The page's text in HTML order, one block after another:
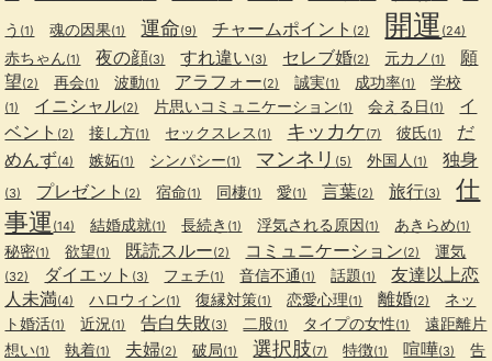
う (1) 魂の因果(1) 運命(9) チャームポイント (2) 開運 (24)
赤ちゃん(1) 夜の顔(3) すれ違い(3) セレブ婚(2) 元カノ (1)
願
望(2) 再会(1) 波動(1) アラフォー(2) 誠実(1) 成功率(1) 学校
(1) イニシャル(2) 片思いコミュニケーション(1) 会える日 (1)
イ
ベント (2) 接し方(1) セックスレス (1) キッカケ(7) 彼氏(1)
だ
めんず(4) 嫉妬(1) シンパシー(1) マンネリ (5) 外国人 (1) 独身
(3) プレゼント (2) 宿命(1) 同棲(1) 愛(1) 言葉(2) 旅行(3)
仕
事運 (14) 結婚成就(1) 長続き (1) 浮気される原因(1) あきらめ(1)
秘密(1) 欲望(1) 既読スルー(2) コミュニケーション(2) 運気
(32) ダイエット (3) フェチ(1) 音信不通 (1) 話題(1)
友達以上恋
人未満(4) ハロウィン(1) 復縁対策(1) 恋愛心理(1) 離婚(2)
ネッ
ト婚活(1) 近況 (1) 告白失敗(3) 二股(1) タイプの女性(1)
遠距離片
想い(1) 執着(1) 夫婦(2) 破局(1) 選択肢(7) 特徴(1) 喧嘩(3)
告